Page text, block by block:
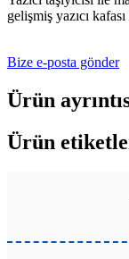
gelişmiş yazıcı
Bize e-posta gönder
Ürün
Ürün